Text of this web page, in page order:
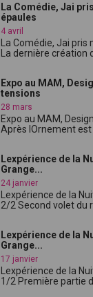
La Comédie, Jai
épaules
4 avril
La Comédie, Jai
La dernière création
Expo au MAM,
tensions
28 mars
Expo au MAM,
Après lOrnement est
Lexpérience de la
Grange...
24 janvier
Lexpérience de la
2/2 Second volet du
Lexpérience de la
Grange...
17 janvier
Lexpérience de la
1/2 Première partie